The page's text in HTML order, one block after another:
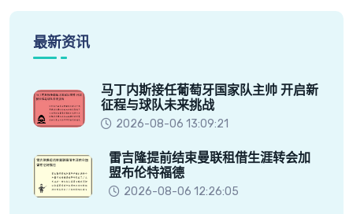
最新资讯
马丁内斯接任葡萄牙国家队主帅 开启新
征程与球队未来挑战
2026-08-06 13:09:21
雷吉隆提前结束曼联租借生涯转会加
盟布伦特福德
2026-08-06 12:26:05